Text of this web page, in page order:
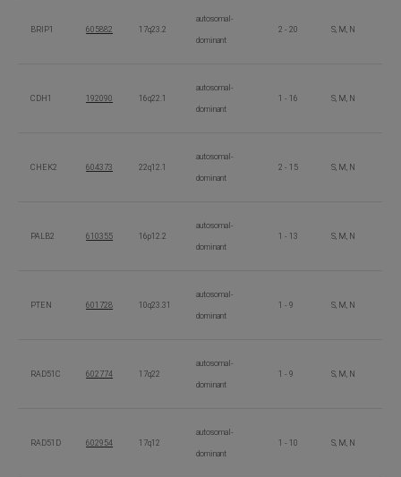
BRIP1 605882 17q23.2
autosomal-
dominant
2 - 20 S, M, N
CDH1 192090 16q22.1
autosomal-
dominant
1 - 16 S, M, N
CHEK2 604373 22q12.1
autosomal-
dominant
2 - 15 S, M, N
PALB2 610355 16p12.2
autosomal-
dominant
1 - 13 S, M, N
PTEN 601728 10q23.31
autosomal-
dominant
1 - 9 S, M, N
RAD51C 602774 17q22
autosomal-
dominant
1 - 9 S, M, N
RAD51D 602954 17q12
autosomal-
dominant
1 - 10 S, M, N